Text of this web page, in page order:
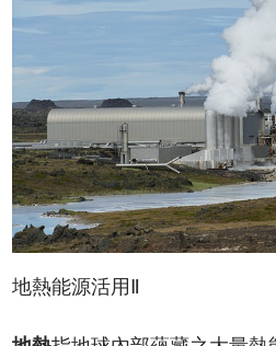
地熱能源活用Ⅱ